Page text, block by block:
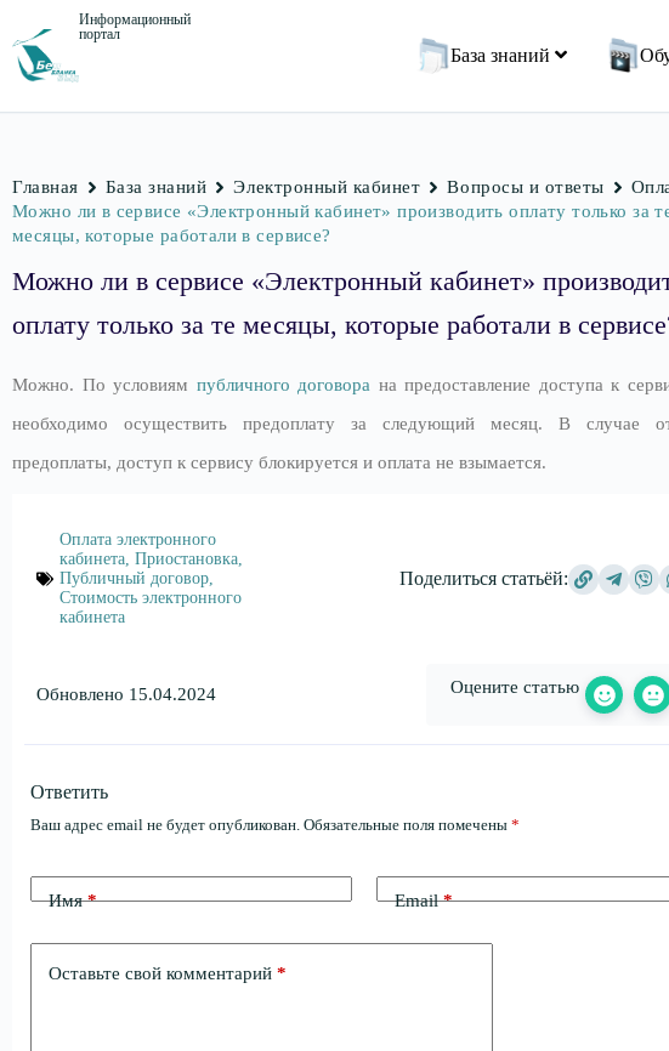
Информационный
портал
База знаний
Главная База знаний Электронный кабинет Вопросы и ответы
Можно ли в сервисе «Электронный кабинет» производить оплату только за
месяцы, которые работали в сервисе?
Можно ли в сервисе «Электронный кабинет»
оплату только за те месяцы, которые работали в
Можно. По условиям публичного договора на предоставление доступа к
необходимо осуществить предоплату за следующий месяц. В случае
предоплаты, доступ к сервису блокируется и оплата не взымается.
Оплата электронного
кабинета, Приостановка,
Публичный договор,
Стоимость электронного
кабинета
Поделиться статьёй:
Обновлено 15.04.2024 Оцените статью
Ответить
Ваш адрес email не будет опубликован. Обязательные поля помечены *
Имя* Email*
Оставьте свой комментарий *